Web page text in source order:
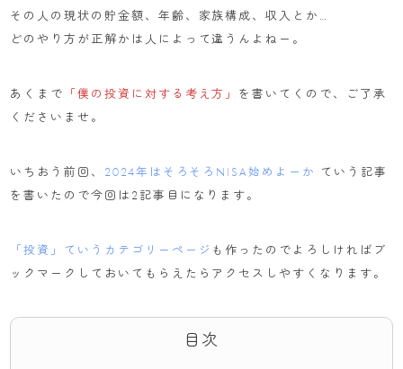
その人の現状の貯金額、年齢、家族構成、収入とか…
どのやり方が正解かは人によって違うんよねー。
あくまで 「僕の投資に対する考え方」 を書いてくので、ご了承
くださいませ。
いちおう前回、 2024年はそろそろNISA始めよーか
ていう記事
を書いたので今回は2記事目になります。
「投資」ていうカテゴリーページ も作ったのでよろしければブ
ックマークしておいてもらえたらアクセスしやすくなります。
目次